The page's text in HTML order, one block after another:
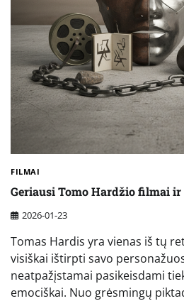
FILMAI
Geriausi Tomo Hardžio filmai
2026-01-23
Tomas Hardis yra vienas iš tų
visiškai ištirpti savo
neatpažįstamai pasikeisdami
emociškai. Nuo grėsmingų